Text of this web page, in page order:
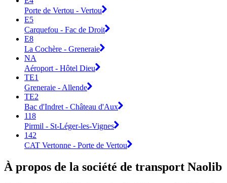
Porte de Vertou - Vertou
E5
Carquefou - Fac de Droit
E8
La Cochère - Greneraie
NA
Aéroport - Hôtel Dieu
TE1
Greneraie - Allende
TE2
Bac d'Indret - Château d'Aux
118
Pirmil - St-Léger-les-Vignes
142
CAT Vertonne - Porte de Vertou
À propos de la société de transport Naolib